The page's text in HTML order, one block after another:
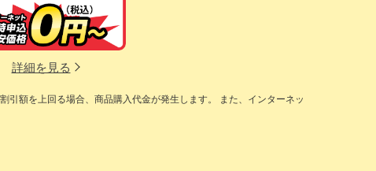
詳細を見る
額を上回る場合、商品購入代金が発生します。 また、インターネッ